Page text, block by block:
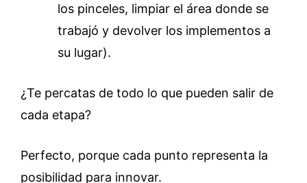
los pinceles, limpiar el área donde se
trabajó y devolver los implementos a
su lugar).
¿Te percatas de todo lo que pueden salir de
cada etapa?
Perfecto, porque cada punto representa la
posibilidad para innovar.